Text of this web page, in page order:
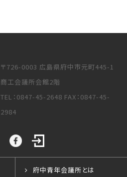
〒726-0003 広島県府中市元町445-1
商工会議所会館2階
TEL：0847-45-2648 FAX：0847-45-
2984
府中青年会議所とは